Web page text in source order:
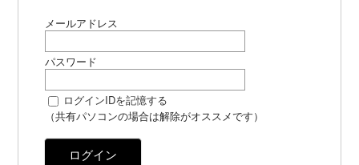
メールアドレス
パスワード
ログインIDを記憶する
（共有パソコンの場合は解除がオススメです）
ログイン